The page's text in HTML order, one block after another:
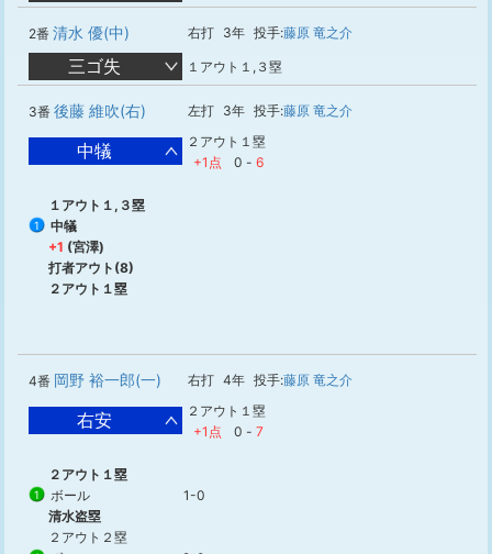
2番 清水 優(中) 右打 3年 投手:藤原 竜之介
三ゴ失 １アウト１,３塁
3番 後藤 維吹(右) 左打 3年 投手:藤原 竜之介
中犠
２アウト１塁
+1点
0 - 6
１アウト１,３塁
1
中犠
+1 (宮澤)
打者アウト(8)
２アウト１塁
4番 岡野 裕一郎(一) 右打 4年 投手:藤原 竜之介
右安
２アウト１塁
+1点
0 - 7
２アウト１塁
1 ボール
1-0
清水盗塁
２アウト２塁